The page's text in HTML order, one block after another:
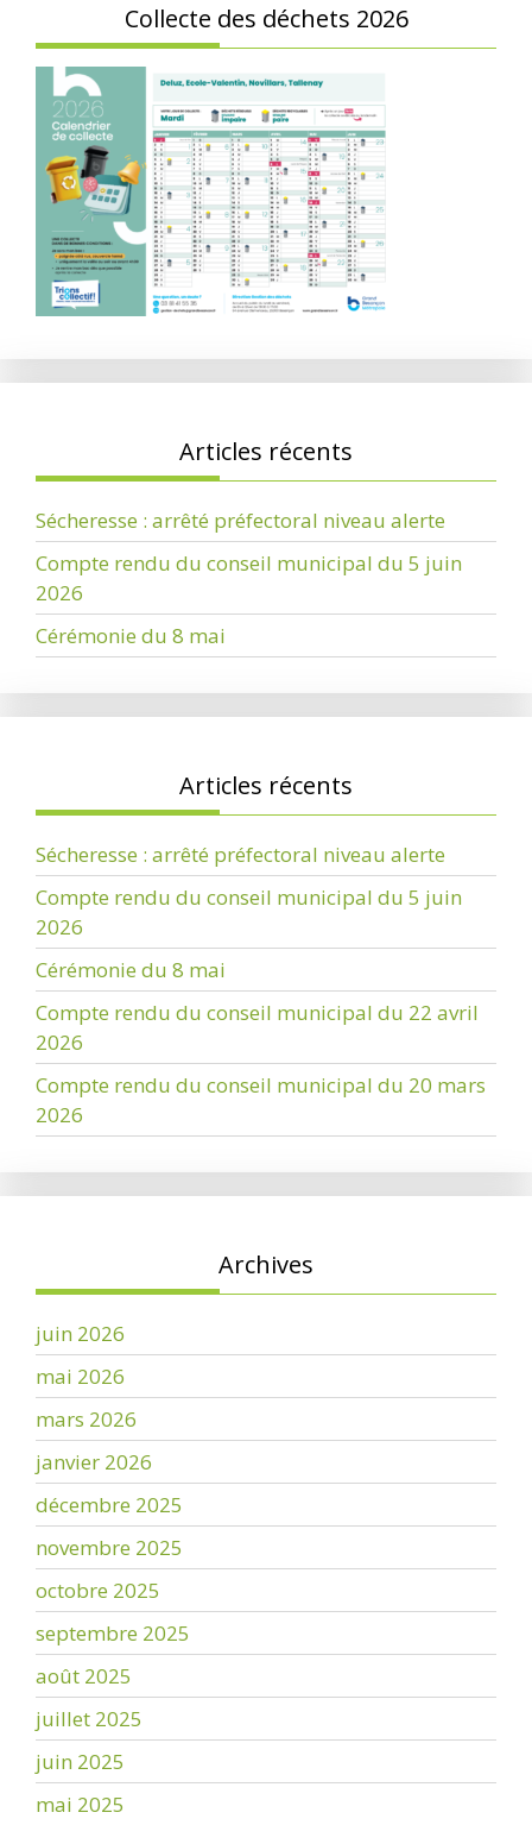
Collecte des déchets 2026
Articles récents
Sécheresse : arrêté préfectoral niveau alerte
Compte rendu du conseil municipal du 5 juin
2026
Cérémonie du 8 mai
Articles récents
Sécheresse : arrêté préfectoral niveau alerte
Compte rendu du conseil municipal du 5 juin
2026
Cérémonie du 8 mai
Compte rendu du conseil municipal du 22 avril
2026
Compte rendu du conseil municipal du 20 mars
2026
Archives
juin 2026
mai 2026
mars 2026
janvier 2026
décembre 2025
novembre 2025
octobre 2025
septembre 2025
août 2025
juillet 2025
juin 2025
mai 2025